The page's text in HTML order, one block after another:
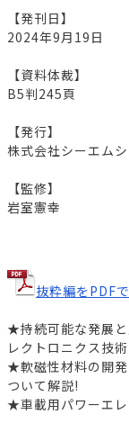
【発刊日】
2024年9月19日
【資料体裁】
B5判245頁
【発行】
株式会社シーエム
【監修】
岩室憲幸
抜粋編をPDF
★持続可能な発展
レクトロニクス技
★軟磁性材料の開
ついて解説!
★車載用パワーエ